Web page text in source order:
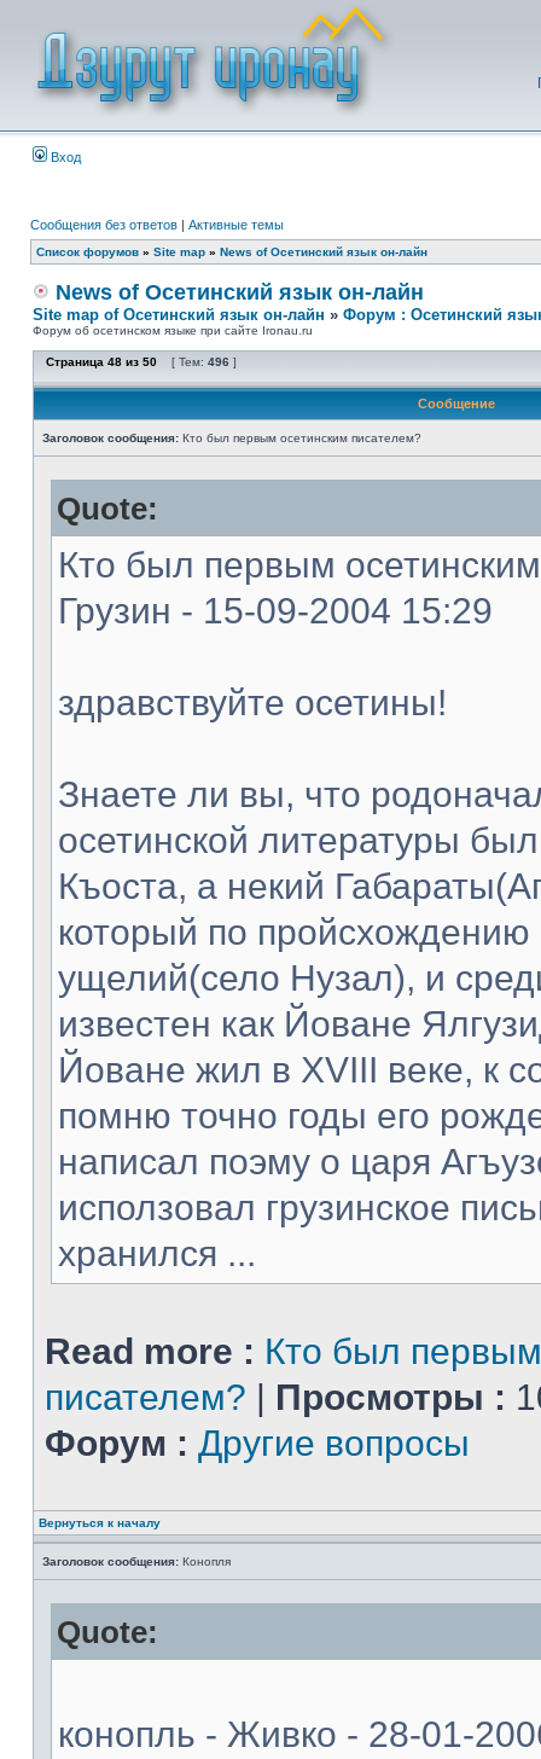
Вход
Сообщения без ответов | Активные темы
Список форумов » Site map » News of Осетинский язык он-лайн
News of Осетинский язык он-лайн
Site map of Осетинский язык он-лайн » Форум : Осетинский
Форум об осетинском языке при сайте Ironau.ru
Страница 48 из 50 [ Тем: 496 ]
Сообщение
Заголовок сообщения: Кто был первым осетинским писателем?
Quote:
Кто был первым
Грузин - 15-09-2004 15:29
здравствуйте осетины!
Знаете ли вы, что
осетинской литературы
Къоста, а некий
который по
ущелий(село Нузал), и
известен как Йоване
Йоване жил в XVIII веке, к
помню точно годы его
написал поэму о царя
исползовал грузинское
хранился ...
Read more : Кто был
писателем? | Просмотры :
Форум : Другие вопросы
Вернуться к началу
Заголовок сообщения: Конопля
Quote:
конопль - Живко - 28-01-